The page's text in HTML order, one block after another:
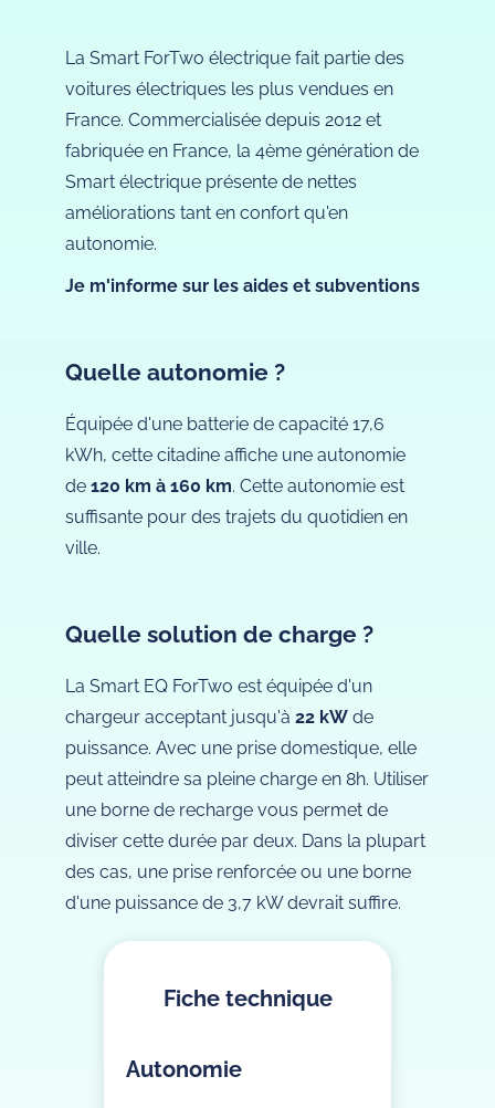
La Smart ForTwo électrique fait partie des
voitures électriques les plus vendues en
France. Commercialisée depuis 2012 et
fabriquée en France, la 4ème génération de
Smart électrique présente de nettes
améliorations tant en confort qu'en
autonomie.
Je m'informe sur les aides et subventions
Quelle autonomie ?
Équipée d'une batterie de capacité 17,6
kWh, cette citadine affiche une autonomie
de 120 km à 160 km. Cette autonomie est
suffisante pour des trajets du quotidien en
ville.
Quelle solution de charge ?
La Smart EQ ForTwo est équipée d'un
chargeur acceptant jusqu'à 22 kW de
puissance. Avec une prise domestique, elle
peut atteindre sa pleine charge en 8h. Utiliser
une borne de recharge vous permet de
diviser cette durée par deux. Dans la plupart
des cas, une prise renforcée ou une borne
d'une puissance de 3,7 kW devrait suffire.
Fiche technique
Autonomie